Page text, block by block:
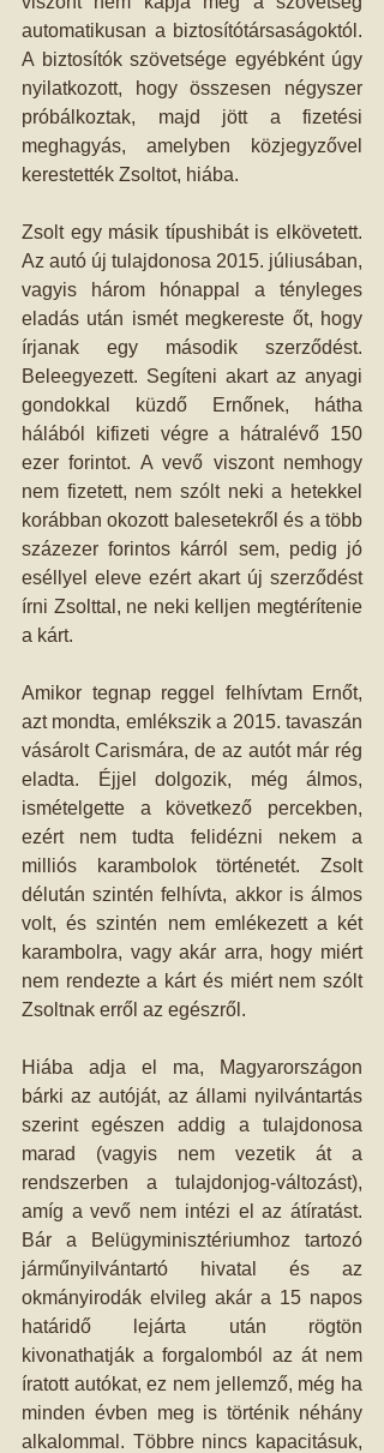
automatikusan a biztosítótársaságoktól.
A biztosítók szövetsége egyébként úgy
nyilatkozott, hogy összesen négyszer
próbálkoztak, majd jött a fizetési
meghagyás, amelyben közjegyzővel
kerestették Zsoltot, hiába.
Zsolt egy másik típushibát is elkövetett.
Az autó új tulajdonosa 2015. júliusában,
vagyis három hónappal a tényleges
eladás után ismét megkereste őt, hogy
írjanak egy második szerződést.
Beleegyezett. Segíteni akart az anyagi
gondokkal küzdő Ernőnek, hátha
hálából kifizeti végre a hátralévő 150
ezer forintot. A vevő viszont nemhogy
nem fizetett, nem szólt neki a hetekkel
korábban okozott balesetekről és a több
százezer forintos kárról sem, pedig jó
eséllyel eleve ezért akart új szerződést
írni Zsolttal, ne neki kelljen megtérítenie
a kárt.
Amikor tegnap reggel felhívtam Ernőt,
azt mondta, emlékszik a 2015. tavaszán
vásárolt Carismára, de az autót már rég
eladta. Éjjel dolgozik, még álmos,
ismételgette a következő percekben,
ezért nem tudta felidézni nekem a
milliós karambolok történetét. Zsolt
délután szintén felhívta, akkor is álmos
volt, és szintén nem emlékezett a két
karambolra, vagy akár arra, hogy miért
nem rendezte a kárt és miért nem szólt
Zsoltnak erről az egészről.
Hiába adja el ma, Magyarországon
bárki az autóját, az állami nyilvántartás
szerint egészen addig a tulajdonosa
marad (vagyis nem vezetik át a
rendszerben a tulajdonjog-változást),
amíg a vevő nem intézi el az átíratást.
Bár a Belügyminisztériumhoz tartozó
járműnyilvántartó hivatal és az
okmányirodák elvileg akár a 15 napos
határidő lejárta után rögtön
kivonathatják a forgalomból az át nem
íratott autókat, ez nem jellemző, még ha
minden évben meg is történik néhány
alkalommal. Többre nincs kapacitásuk,